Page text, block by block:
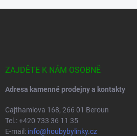
ZAJDĚTE K NÁM OSOBNĚ
Adresa kamenné prodejny a kontakty
Cajthamlova 168, 266 01 Beroun
Tel.: +420 733 36 11 35
E-mail: info@houbybylinky.cz